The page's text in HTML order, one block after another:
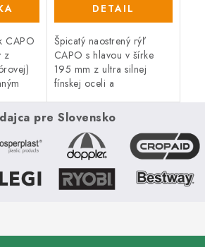
CAPO
z
DETAIL
Špicatý naostrený rýľ
CAPO s hlavou v šírke
195 mm z ultra silnej
fínskej oceli a
čiernou rukoväťou.
pre Slovensko